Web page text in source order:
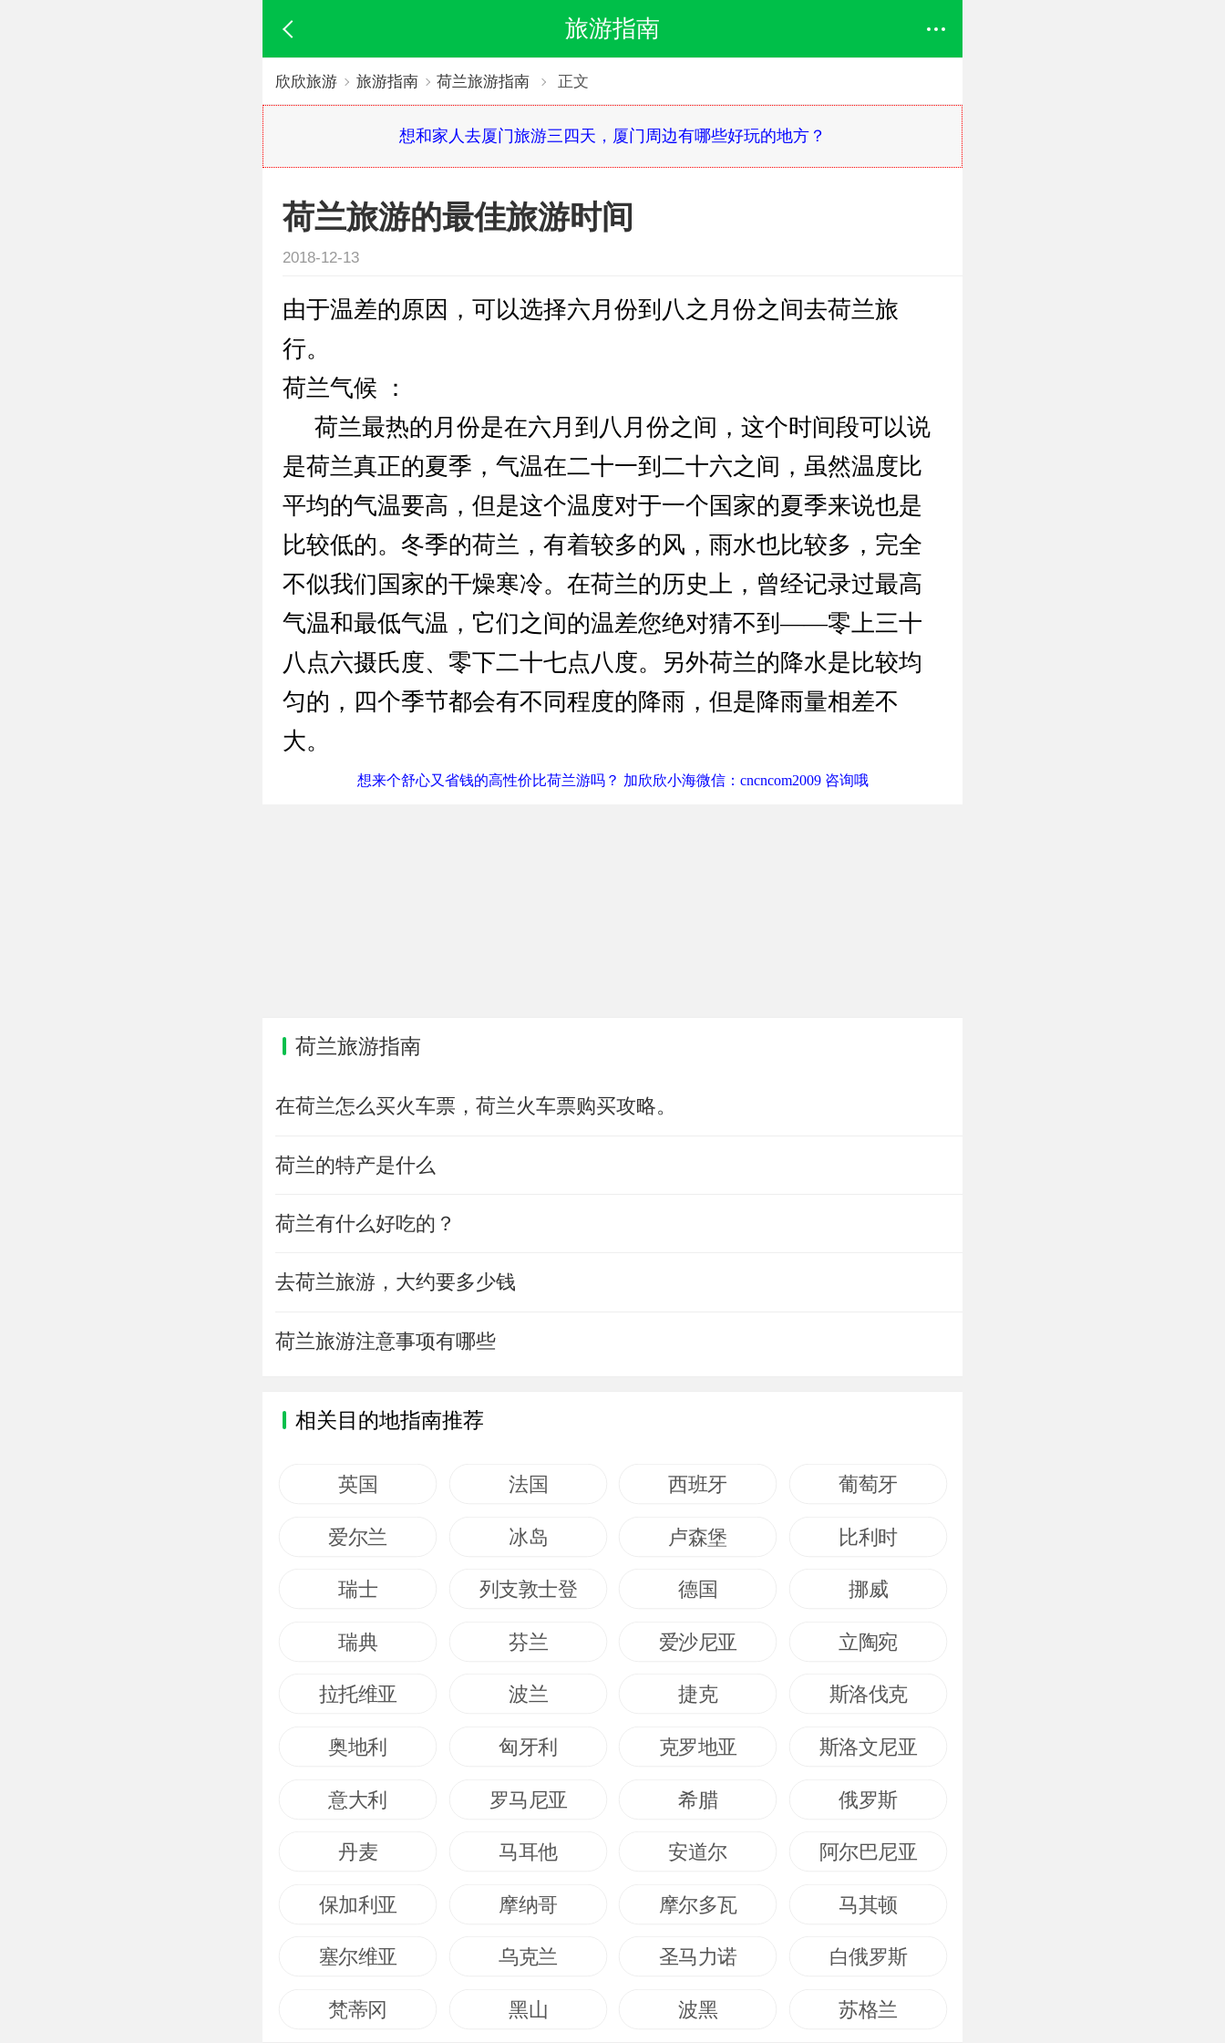
旅游指南
欣欣旅游 旅游指南 荷兰旅游指南 正文
想和家人去厦门旅游三四天，厦门周边有哪些好玩的地方？
荷兰旅游的最佳旅游时间
2018-12-13
由于温差的原因，可以选择六月份到八之月份之间去荷兰旅
行。
荷兰气候 ：
荷兰最热的月份是在六月到八月份之间，这个时间段可以说
是荷兰真正的夏季，气温在二十一到二十六之间，虽然温度比
平均的气温要高，但是这个温度对于一个国家的夏季来说也是
比较低的。冬季的荷兰，有着较多的风，雨水也比较多，完全
不似我们国家的干燥寒冷。在荷兰的历史上，曾经记录过最高
气温和最低气温，它们之间的温差您绝对猜不到——零上三十
八点六摄氏度、零下二十七点八度。另外荷兰的降水是比较均
匀的，四个季节都会有不同程度的降雨，但是降雨量相差不
大。
想来个舒心又省钱的高性价比荷兰游吗？ 加欣欣小海微信：cncncom2009 咨询哦
荷兰旅游指南
在荷兰怎么买火车票，荷兰火车票购买攻略。
荷兰的特产是什么
荷兰有什么好吃的？
去荷兰旅游，大约要多少钱
荷兰旅游注意事项有哪些
相关目的地指南推荐
英国 法国 西班牙 葡萄牙
爱尔兰 冰岛 卢森堡 比利时
瑞士 列支敦士登 德国 挪威
瑞典 芬兰 爱沙尼亚 立陶宛
拉托维亚 波兰 捷克 斯洛伐克
奥地利 匈牙利 克罗地亚 斯洛文尼亚
意大利 罗马尼亚 希腊 俄罗斯
丹麦 马耳他 安道尔 阿尔巴尼亚
保加利亚 摩纳哥 摩尔多瓦 马其顿
塞尔维亚 乌克兰 圣马力诺 白俄罗斯
梵蒂冈 黑山 波黑 苏格兰